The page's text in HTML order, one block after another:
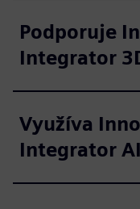
Podporuje
Integrator
Využíva
Integrator